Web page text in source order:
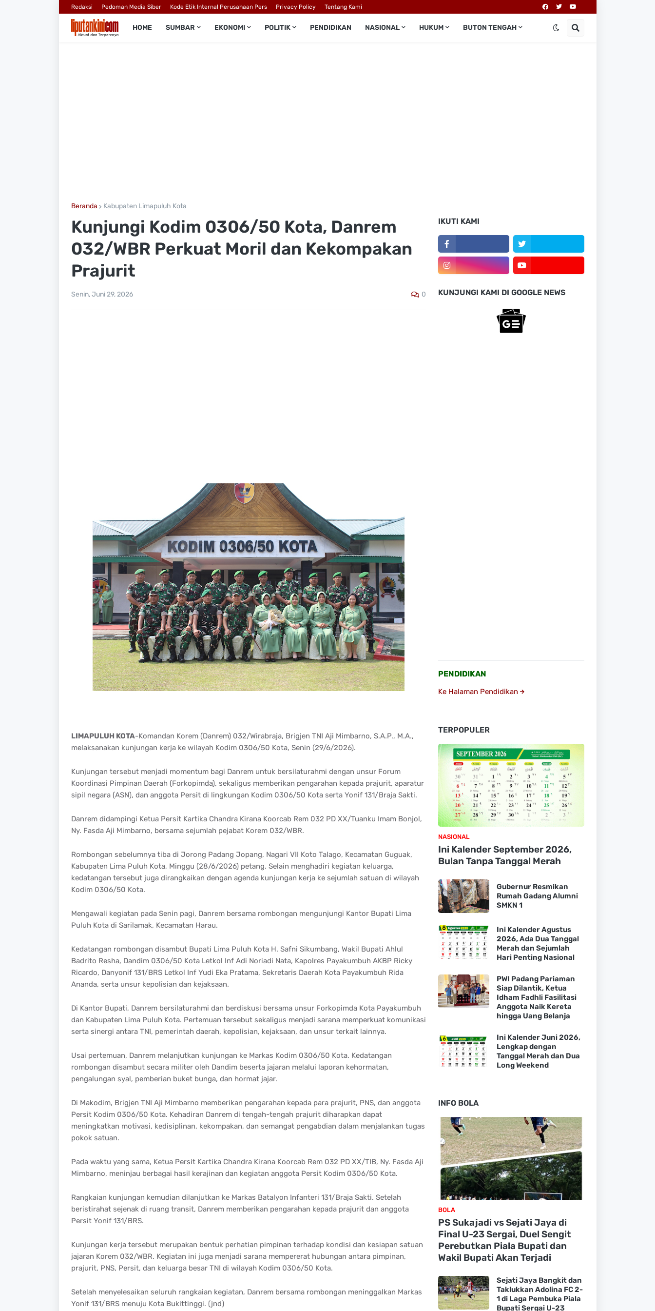
Redaksi Pedoman Media Siber Kode Etik Internal Perusahaan Pers Privacy Policy Tentang Kami
HOME SUMBAR EKONOMI POLITIK PENDIDIKAN NASIONAL HUKUM BUTON TENGAH
Beranda Kabupaten Limapuluh Kota
Kunjungi Kodim 0306/50 Kota, Danrem
032/WBR Perkuat Moril dan Kekompakan
Prajurit
Senin, Juni 29, 2026 0
LIMAPULUH KOTA-Komandan Korem (Danrem) 032/Wirabraja, Brigjen TNI Aji Mimbarno, S.A.P., M.A.,
melaksanakan kunjungan kerja ke wilayah Kodim 0306/50 Kota, Senin (29/6/2026).
Kunjungan tersebut menjadi momentum bagi Danrem untuk bersilaturahmi dengan unsur Forum
Koordinasi Pimpinan Daerah (Forkopimda), sekaligus memberikan pengarahan kepada prajurit, aparatur
sipil negara (ASN), dan anggota Persit di lingkungan Kodim 0306/50 Kota serta Yonif 131/Braja Sakti.
Danrem didampingi Ketua Persit Kartika Chandra Kirana Koorcab Rem 032 PD XX/Tuanku Imam Bonjol,
Ny. Fasda Aji Mimbarno, bersama sejumlah pejabat Korem 032/WBR.
Rombongan sebelumnya tiba di Jorong Padang Jopang, Nagari VII Koto Talago, Kecamatan Guguak,
Kabupaten Lima Puluh Kota, Minggu (28/6/2026) petang. Selain menghadiri kegiatan keluarga,
kedatangan tersebut juga dirangkaikan dengan agenda kunjungan kerja ke sejumlah satuan di wilayah
Kodim 0306/50 Kota.
Mengawali kegiatan pada Senin pagi, Danrem bersama rombongan mengunjungi Kantor Bupati Lima
Puluh Kota di Sarilamak, Kecamatan Harau.
Kedatangan rombongan disambut Bupati Lima Puluh Kota H. Safni Sikumbang, Wakil Bupati Ahlul
Badrito Resha, Dandim 0306/50 Kota Letkol Inf Adi Noriadi Nata, Kapolres Payakumbuh AKBP Ricky
Ricardo, Danyonif 131/BRS Letkol Inf Yudi Eka Pratama, Sekretaris Daerah Kota Payakumbuh Rida
Ananda, serta unsur kepolisian dan kejaksaan.
Di Kantor Bupati, Danrem bersilaturahmi dan berdiskusi bersama unsur Forkopimda Kota Payakumbuh
dan Kabupaten Lima Puluh Kota. Pertemuan tersebut sekaligus menjadi sarana memperkuat komunikasi
serta sinergi antara TNI, pemerintah daerah, kepolisian, kejaksaan, dan unsur terkait lainnya.
Usai pertemuan, Danrem melanjutkan kunjungan ke Markas Kodim 0306/50 Kota. Kedatangan
rombongan disambut secara militer oleh Dandim beserta jajaran melalui laporan kehormatan,
pengalungan syal, pemberian buket bunga, dan hormat jajar.
Di Makodim, Brigjen TNI Aji Mimbarno memberikan pengarahan kepada para prajurit, PNS, dan anggota
Persit Kodim 0306/50 Kota. Kehadiran Danrem di tengah-tengah prajurit diharapkan dapat
meningkatkan motivasi, kedisiplinan, kekompakan, dan semangat pengabdian dalam menjalankan tugas
pokok satuan.
Pada waktu yang sama, Ketua Persit Kartika Chandra Kirana Koorcab Rem 032 PD XX/TIB, Ny. Fasda Aji
Mimbarno, meninjau berbagai hasil kerajinan dan kegiatan anggota Persit Kodim 0306/50 Kota.
Rangkaian kunjungan kemudian dilanjutkan ke Markas Batalyon Infanteri 131/Braja Sakti. Setelah
beristirahat sejenak di ruang transit, Danrem memberikan pengarahan kepada prajurit dan anggota
Persit Yonif 131/BRS.
Kunjungan kerja tersebut merupakan bentuk perhatian pimpinan terhadap kondisi dan kesiapan satuan
jajaran Korem 032/WBR. Kegiatan ini juga menjadi sarana mempererat hubungan antara pimpinan,
prajurit, PNS, Persit, dan keluarga besar TNI di wilayah Kodim 0306/50 Kota.
Setelah menyelesaikan seluruh rangkaian kegiatan, Danrem bersama rombongan meninggalkan Markas
Yonif 131/BRS menuju Kota Bukittinggi. (jnd)
IKUTI KAMI
KUNJUNGI KAMI DI GOOGLE NEWS
PENDIDIKAN
Ke Halaman Pendidikan
TERPOPULER
NASIONAL
Ini Kalender September 2026,
Bulan Tanpa Tanggal Merah
Gubernur Resmikan
Rumah Gadang Alumni
SMKN 1
Ini Kalender Agustus
2026, Ada Dua Tanggal
Merah dan Sejumlah
Hari Penting Nasional
PWI Padang Pariaman
Siap Dilantik, Ketua
Idham Fadhli Fasilitasi
Anggota Naik Kereta
hingga Uang Belanja
Ini Kalender Juni 2026,
Lengkap dengan
Tanggal Merah dan Dua
Long Weekend
INFO BOLA
BOLA
PS Sukajadi vs Sejati Jaya di
Final U-23 Sergai, Duel Sengit
Perebutkan Piala Bupati dan
Wakil Bupati Akan Terjadi
Sejati Jaya Bangkit dan
Taklukkan Adolina FC 2-
1 di Laga Pembuka Piala
Bupati Sergai U-23